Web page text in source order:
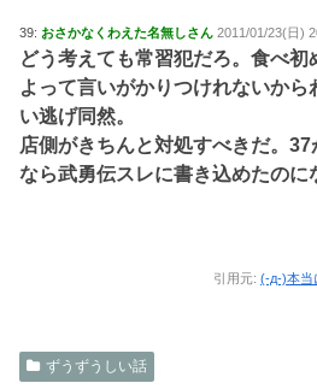
39: おさかなくわえた名無しさん 2011/01/23(日)
どう考えても常習犯だろ。食べ
よって言いがかりつけれないか
い逃げ同然。
店側がきちんと対処すべきだ。
なら武勇伝スレに書き込めたのに
引用元: (-д-)本
ずうずうしい話